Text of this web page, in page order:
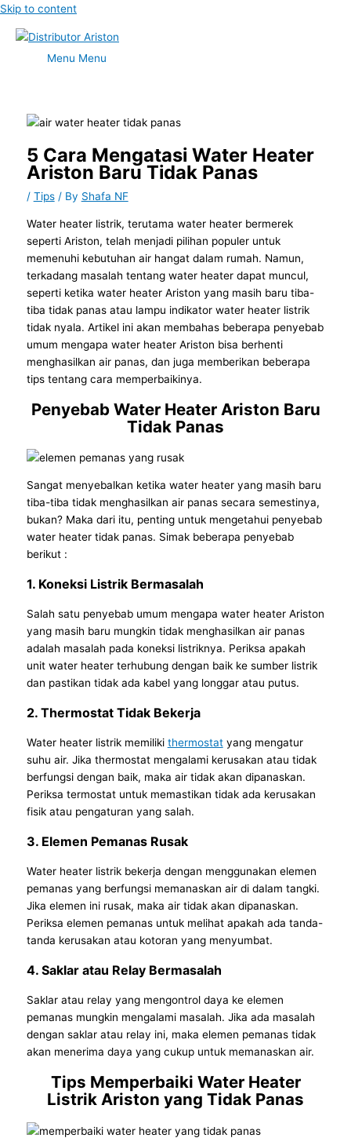
Skip to content
Menu Menu
5 Cara Mengatasi Water Heater
Ariston Baru Tidak Panas
/ Tips/ By Shafa NF
Water heater listrik, terutama water heater bermerek
seperti Ariston, telah menjadi pilihan populer untuk
memenuhi kebutuhan air hangat dalam rumah. Namun,
terkadang masalah tentang water heater dapat muncul,
seperti ketika water heater Ariston yang masih baru tiba-
tiba tidak panas atau lampu indikator water heater listrik
tidak nyala. Artikel ini akan membahas beberapa penyebab
umum mengapa water heater Ariston bisa berhenti
menghasilkan air panas, dan juga memberikan beberapa
tips tentang cara memperbaikinya.
Penyebab Water Heater Ariston Baru
Tidak Panas
Sangat menyebalkan ketika water heater yang masih baru
tiba-tiba tidak menghasilkan air panas secara semestinya,
bukan? Maka dari itu, penting untuk mengetahui penyebab
water heater tidak panas. Simak beberapa penyebab
berikut :
1. Koneksi Listrik Bermasalah
Salah satu penyebab umum mengapa water heater Ariston
yang masih baru mungkin tidak menghasilkan air panas
adalah masalah pada koneksi listriknya. Periksa apakah
unit water heater terhubung dengan baik ke sumber listrik
dan pastikan tidak ada kabel yang longgar atau putus.
2. Thermostat Tidak Bekerja
Water heater listrik memiliki thermostatyang mengatur
suhu air. Jika thermostat mengalami kerusakan atau tidak
berfungsi dengan baik, maka air tidak akan dipanaskan.
Periksa termostat untuk memastikan tidak ada kerusakan
fisik atau pengaturan yang salah.
3. Elemen Pemanas Rusak
Water heater listrik bekerja dengan menggunakan elemen
pemanas yang berfungsi memanaskan air di dalam tangki.
Jika elemen ini rusak, maka air tidak akan dipanaskan.
Periksa elemen pemanas untuk melihat apakah ada tanda-
tanda kerusakan atau kotoran yang menyumbat.
4. Saklar atau Relay Bermasalah
Saklar atau relay yang mengontrol daya ke elemen
pemanas mungkin mengalami masalah. Jika ada masalah
dengan saklar atau relay ini, maka elemen pemanas tidak
akan menerima daya yang cukup untuk memanaskan air.
Tips Memperbaiki Water Heater
Listrik Ariston yang Tidak Panas